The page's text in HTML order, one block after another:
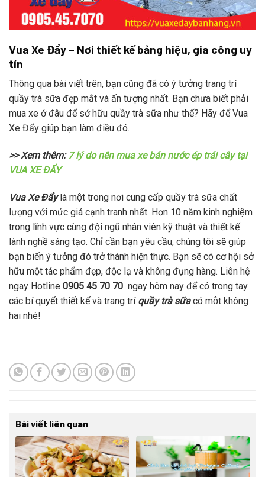
Vua Xe Đẩy – Nơi thiết kế bảng hiệu, gia công uy
tín
Thông qua bài viết trên, bạn cũng đã có ý tưởng trang trí
quầy trà sữa đẹp mắt và ấn tượng nhất. Bạn chưa biết phải
mua xe ở đâu để sở hữu quầy trà sữa như thế? Hãy để Vua
Xe Đẩy giúp bạn làm điều đó.
>> Xem thêm: 7 lý do nên mua xe bán nước ép trái cây tại
VUA XE ĐẨY
Vua Xe Đẩylà một trong nơi cung cấp quầy trà sữa chất
lượng với mức giá cạnh tranh nhất. Hơn 10 năm kinh nghiệm
trong lĩnh vực cùng đội ngũ nhân viên kỹ thuật và thiết kế
lành nghề sáng tạo. Chỉ cần bạn yêu cầu, chúng tôi sẽ giúp
bạn biến ý tưởng đó trở thành hiện thực. Bạn sẽ có cơ hội sở
hữu một tác phẩm đẹp, độc lạ và không đụng hàng. Liên hệ
ngay Hotline 0905 45 70 70 ngay hôm nay để có trong tay
các bí quyết thiết kế và trang tríquầy trà sữacó một không
hai nhé!
Bài viết liên quan